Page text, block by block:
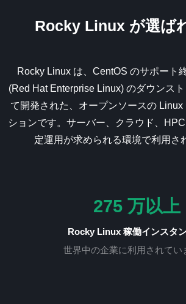
Rocky Linux が選ば
Rocky Linuxは、CentOS のサポート
(Red Hat Enterprise Linux) のダウンス
て開発された、オープンソースの Linux
ションです。サーバー、クラウド、
定運用が求められる環境で利用さ
275 万以上
Rocky Linux 稼働インスタ
世界中の企業に利用されてい